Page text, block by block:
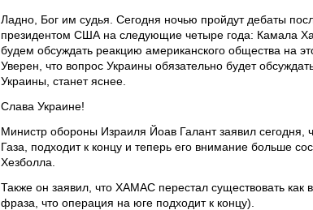
Ладно, Бог им судья. Сегодня ночью пройдут дебаты
президентом США на следующие четыре года: Камала
будем обсуждать реакцию американского общества на
Уверен, что вопрос Украины обязательно будет
Украины, станет яснее.
Слава Украине!
Министр обороны Израиля Йоав Галант заявил сегодня,
Газа, подходит к концу и теперь его внимание больше
Хезболла.
Также он заявил, что ХАМАС перестал существовать
фраза, что операция на юге подходит к концу).